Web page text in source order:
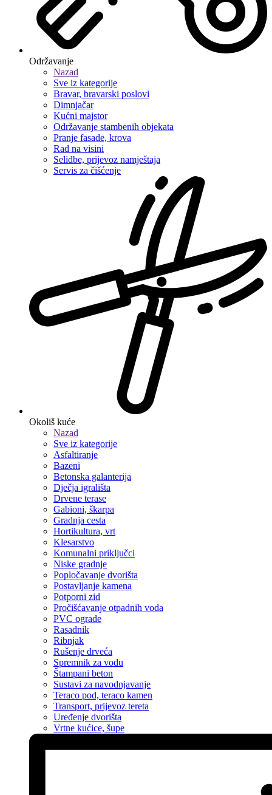
Održavanje
Nazad
Sve iz kategorije
Bravar, bravarski poslovi
Dimnjačar
Kućni majstor
Održavanje stambenih objekata
Pranje fasade, krova
Rad na visini
Selidbe, prijevoz namještaja
Servis za čišćenje
Okoliš kuće
Nazad
Sve iz kategorije
Asfaltiranje
Bazeni
Betonska galanterija
Dječja igrališta
Drvene terase
Gabioni, škarpa
Gradnja cesta
Hortikultura, vrt
Klesarstvo
Komunalni priključci
Niske gradnje
Popločavanje dvorišta
Postavljanje kamena
Potporni zid
Pročišćavanje otpadnih voda
PVC ograde
Rasadnik
Ribnjak
Rušenje drveća
Spremnik za vodu
Štampani beton
Sustavi za navodnjavanje
Teraco pod, teraco kamen
Transport, prijevoz tereta
Uređenje dvorišta
Vrtne kućice, šupe